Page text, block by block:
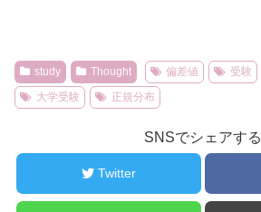
study Thought 偏差値 受験
大学受験
正規分布
SNSでシェアする
Twitter